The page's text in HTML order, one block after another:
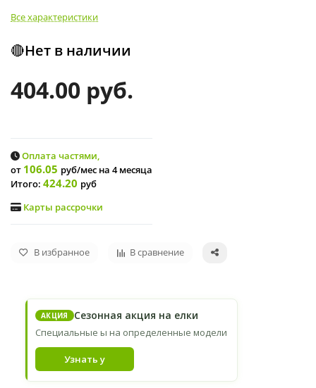
Все характеристики
🔴Нет в наличии
404.00 руб.
Оплата частями,
от 106.05 руб/мес на 4 месяца
Итого: 424.20 руб
Карты рассрочки
В избранное В сравнение
АКЦИЯ Сезонная акция на елки
Специальные ы на определенные модели
Узнать у